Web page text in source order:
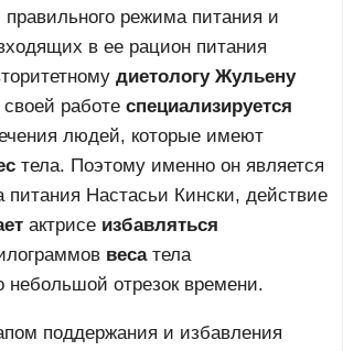
режима питания и
в ее рацион питания
диетологу Жульену
своей работеспециализируется
людей, которые имеют
тела. Поэтому именно он является
Настасьи Кински, действие
актрисе избавляться
весатела
небольшой отрезок времени.
поддержания и избавления